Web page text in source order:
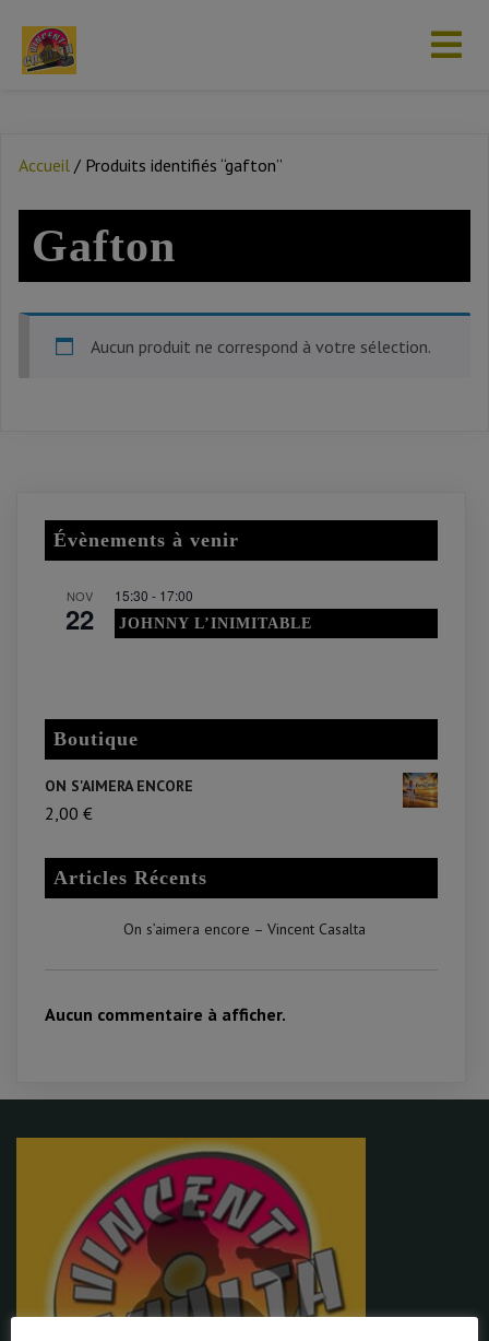
Accueil / Produits identifiés “gafton”
Gafton
Aucun produit ne correspond à votre sélection.
Évènements à venir
NOV
22
15:30 - 17:00
JOHNNY L’INIMITABLE
Boutique
ON S'AIMERA ENCORE
2,00 €
Articles Récents
On s’aimera encore – Vincent Casalta
Aucun commentaire à afficher.